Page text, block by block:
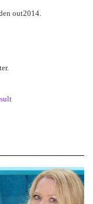
out2014.